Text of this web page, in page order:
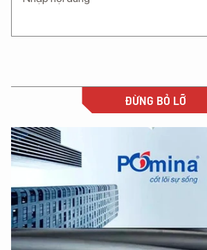
ĐỪNG BỎ LỠ